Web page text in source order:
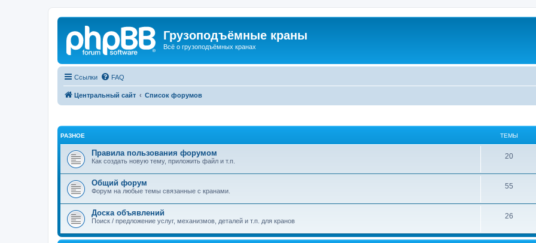
Грузоподъёмные краны
Всё о грузоподъёмных кранах
Ссылки FAQ
Центральный сайт Список форумов
РАЗНОЕ ТЕМЫ
Правила пользования форумом
Как создать новую тему, приложить файл и т.п.
20
Общий форум
Форум на любые темы связанные с кранами.
55
Доска объявлений
Поиск / предложение услуг, механизмов, деталей и т.п. для кранов
26